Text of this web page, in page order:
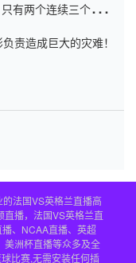
有两个连续三个连续
责造成巨大的灾难！
法国VS英格兰直播高
播，法国VS英格兰直
、NCAA直播、英超
美洲杯直播等众多及全
比赛,无需安装任何插